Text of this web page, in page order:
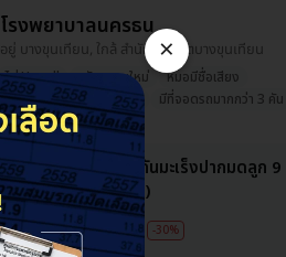
โรงพยาบาลนครธน
อยู่ บางขุนเทียน, ใกล้ สำนักงานเขตบางขุนเทียน
ไม่ Upsell นวัตกรรมใหม่
หมอมีชื่อเสียง
เลือกตรวจกับหมอ ผญ ได้
มีที่จอดรถมากกว่า 3 คัน
ฉีดวัคซีน HPV ป้องกันมะเร็งปากมดลูก 9
พันธุ์ 1 เข็ม (9-14 ปี)
5,782 บาท8,250 บาท -30%
×